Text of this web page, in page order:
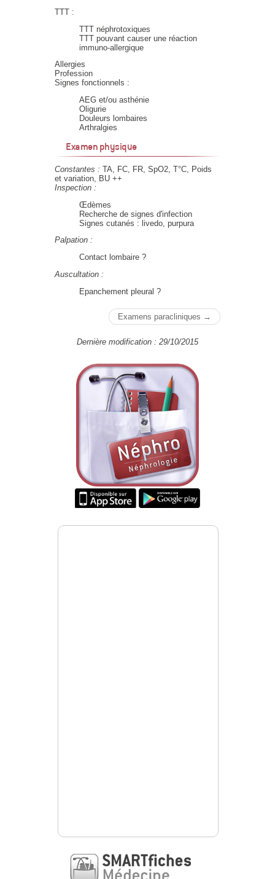
TTT :
TTT néphrotoxiques
TTT pouvant causer une réaction
immuno-allergique
Allergies
Profession
Signes fonctionnels :
AEG et/ou asthénie
Oligurie
Douleurs lombaires
Arthralgies
Examen physique
Constantes : TA, FC, FR, SpO2, T°C, Poids
et variation, BU ++
Inspection :
Œdèmes
Recherche de signes d'infection
Signes cutanés : livedo, purpura
Palpation :
Contact lombaire ?
Auscultation :
Epanchement pleural ?
Examens paracliniques →
Dernière modification : 29/10/2015